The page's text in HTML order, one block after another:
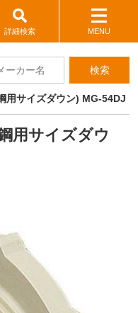
詳細検索 MENU
検索
用サイズダウン) MG-54DJ
用サイズダウ